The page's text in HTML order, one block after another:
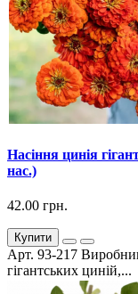
Насіння цинія
нас.)
42.00 грн.
Купити
Арт. 93-217
гігантських циній,...